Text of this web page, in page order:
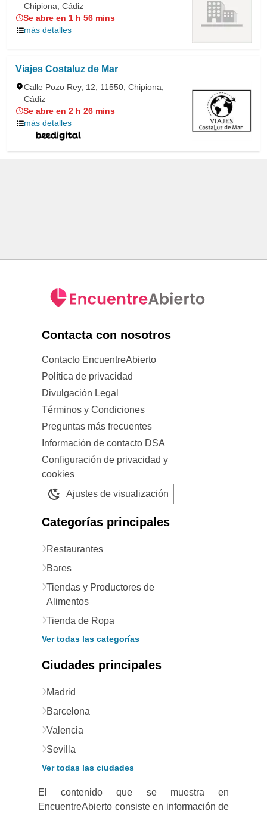
Chipiona, Cádiz
Se abre en 1 h 56 mins
más detalles
Viajes Costaluz de Mar
Calle Pozo Rey, 12, 11550, Chipiona,
Cádiz
Se abre en 2 h 26 mins
más detalles
Contacta con nosotros
Contacto EncuentreAbierto
Política de privacidad
Divulgación Legal
Términos y Condiciones
Preguntas más frecuentes
Información de contacto DSA
Configuración de privacidad y
cookies
Ajustes de visualización
Categorías principales
Restaurantes
Bares
Tiendas y Productores de
Alimentos
Tienda de Ropa
Ver todas las categorías
Ciudades principales
Madrid
Barcelona
Valencia
Sevilla
Ver todas las ciudades
El contenido que se muestra en
EncuentreAbierto consiste en información de